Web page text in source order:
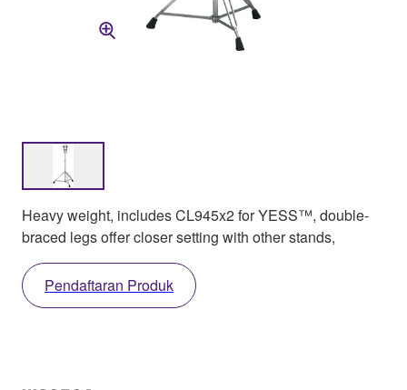
Heavy weight, includes CL945x2 for YESS™, double-
braced legs offer closer setting with other stands,
Pendaftaran Produk